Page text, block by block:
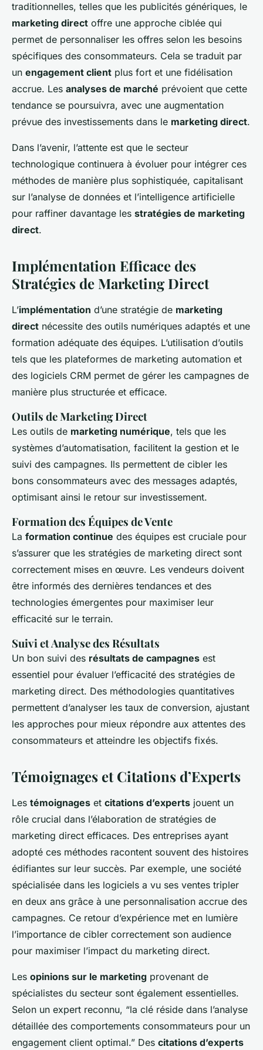
traditionnelles, telles que les publicités génériques, le
marketing direct offre une approche ciblée qui
permet de personnaliser les offres selon les besoins
spécifiques des consommateurs. Cela se traduit par
un engagement client plus fort et une fidélisation
accrue. Les analyses de marché prévoient que cette
tendance se poursuivra, avec une augmentation
prévue des investissements dans le marketing direct.
Dans l’avenir, l’attente est que le secteur
technologique continuera à évoluer pour intégrer ces
méthodes de manière plus sophistiquée, capitalisant
sur l’analyse de données et l’intelligence artificielle
pour raffiner davantage les stratégies de marketing
direct.
Implémentation Efficace des
Stratégies de Marketing Direct
L’implémentation d’une stratégie de marketing
direct nécessite des outils numériques adaptés et une
formation adéquate des équipes. L’utilisation d’outils
tels que les plateformes de marketing automation et
des logiciels CRM permet de gérer les campagnes de
manière plus structurée et efficace.
Outils de Marketing Direct
Les outils de marketing numérique, tels que les
systèmes d’automatisation, facilitent la gestion et le
suivi des campagnes. Ils permettent de cibler les
bons consommateurs avec des messages adaptés,
optimisant ainsi le retour sur investissement.
Formation des Équipes de Vente
La formation continue des équipes est cruciale pour
s’assurer que les stratégies de marketing direct sont
correctement mises en œuvre. Les vendeurs doivent
être informés des dernières tendances et des
technologies émergentes pour maximiser leur
efficacité sur le terrain.
Suivi et Analyse des Résultats
Un bon suivi des résultats de campagnes est
essentiel pour évaluer l’efficacité des stratégies de
marketing direct. Des méthodologies quantitatives
permettent d’analyser les taux de conversion, ajustant
les approches pour mieux répondre aux attentes des
consommateurs et atteindre les objectifs fixés.
Témoignages et Citations d’Experts
Les témoignages et citations d’experts jouent un
rôle crucial dans l’élaboration de stratégies de
marketing direct efficaces. Des entreprises ayant
adopté ces méthodes racontent souvent des histoires
édifiantes sur leur succès. Par exemple, une société
spécialisée dans les logiciels a vu ses ventes tripler
en deux ans grâce à une personnalisation accrue des
campagnes. Ce retour d’expérience met en lumière
l’importance de cibler correctement son audience
pour maximiser l’impact du marketing direct.
Les opinions sur le marketing provenant de
spécialistes du secteur sont également essentielles.
Selon un expert reconnu, “la clé réside dans l’analyse
détaillée des comportements consommateurs pour un
engagement client optimal.” Des citations d’experts